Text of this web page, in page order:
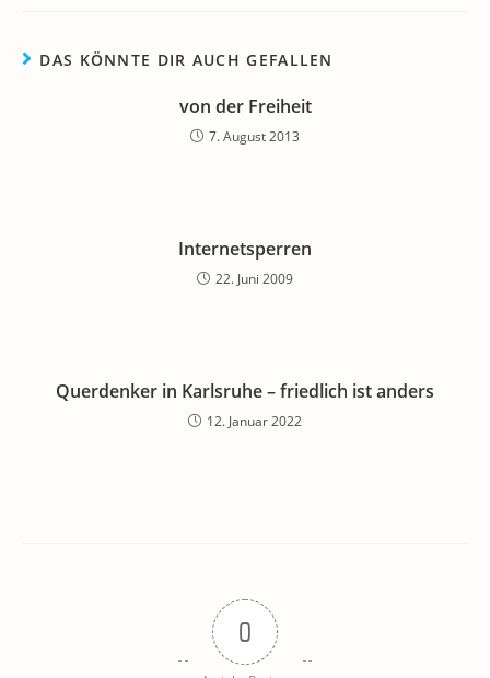
DAS KÖNNTE DIR AUCH GEFALLEN
von der Freiheit
7. August 2013
Internetsperren
22. Juni 2009
Querdenker in Karlsruhe – friedlich ist anders
12. Januar 2022
0